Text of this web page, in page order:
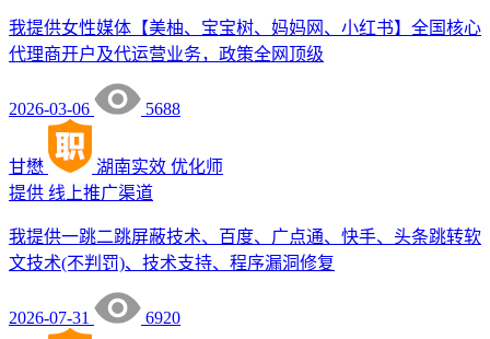
我提供女性媒体【美柚、宝宝树、妈妈网、小红书】全国核心
代理商开户及代运营业务，政策全网顶级
2026-03-06 5688
甘懋 湖南实效 优化师
提供 线上推广渠道
我提供一跳二跳屏蔽技术、百度、广点通、快手、头条跳转软
文技术(不判罚)、技术支持、程序漏洞修复
2026-07-31 6920